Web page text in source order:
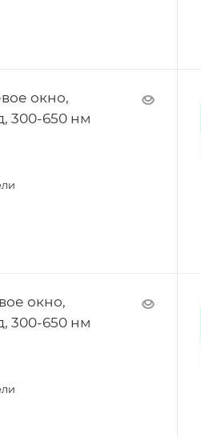
окно,
300-650 нм
окно,
300-650 нм